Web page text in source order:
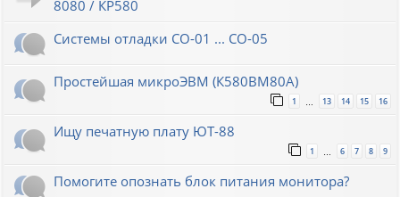
8080 / КР580
Системы отладки СО-01 ... СО-05
Простейшая микроЭВМ (К580ВМ80А)
1 13 14 15 16
Ищу печатную плату ЮТ-88
1 6 7 8 9
Помогите опознать блок питания монитора?